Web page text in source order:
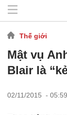
Thế giới
Mật vụ
Blair là
02/11/2015 - 05:59